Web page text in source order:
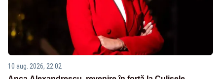
10 aug. 2026, 22:02